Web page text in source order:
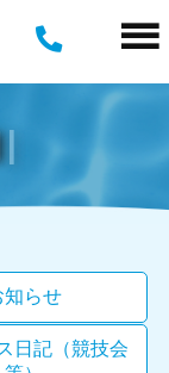
知らせ
日記（競技会